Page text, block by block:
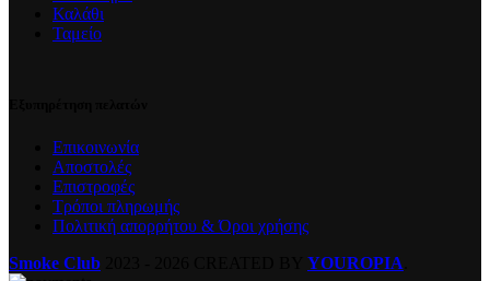
Καλάθι
Ταμείο
Επικοινωνία
Αποστολές
Επιστροφές
Τρόποι πληρωμής
Πολιτική απορρήτου & Όροι χρήσης
Smoke Club
YOUROPIA